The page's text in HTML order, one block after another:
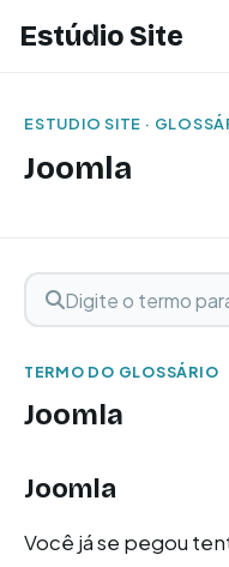
Estúdio Site
ESTUDIO SITE ·
Joomla
Buscar termo
Digite o termo para
TERMO DO GLOSSÁRIO
Joomla
Joomla
Você já se pegou